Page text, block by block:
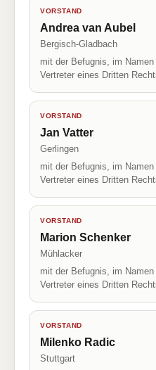
VORSTAND
Andrea van Aubel
Bergisch-Gladbach
mit der Befugnis, im
Vertreter eines Dritten
VORSTAND
Jan Vatter
Gerlingen
mit der Befugnis, im
Vertreter eines Dritten
VORSTAND
Marion Schenker
Mühlacker
mit der Befugnis, im
Vertreter eines Dritten
VORSTAND
Milenko Radic
Stuttgart